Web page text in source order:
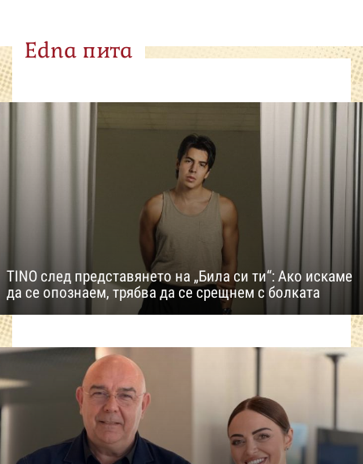
Edna пита
TINO след представянето на „Била си ти“: Ако искаме
да се опознаем, трябва да се срещнем с болката